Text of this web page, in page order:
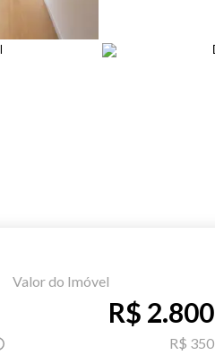
Valor do Imóvel
R$ 2.800
R$ 350